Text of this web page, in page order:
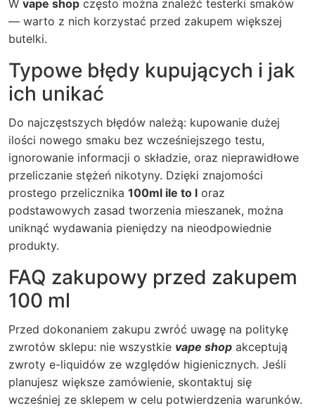
W vape shop często można znaleźć testerki smaków
— warto z nich korzystać przed zakupem większej
butelki.
Typowe błędy kupujących i jak
ich unikać
Do najczęstszych błędów należą: kupowanie dużej
ilości nowego smaku bez wcześniejszego testu,
ignorowanie informacji o składzie, oraz nieprawidłowe
przeliczanie stężeń nikotyny. Dzięki znajomości
prostego przelicznika 100ml ile to l oraz
podstawowych zasad tworzenia mieszanek, można
uniknąć wydawania pieniędzy na nieodpowiednie
produkty.
FAQ zakupowy przed zakupem
100 ml
Przed dokonaniem zakupu zwróć uwagę na politykę
zwrotów sklepu: nie wszystkie vape shop akceptują
zwroty e-liquidów ze względów higienicznych. Jeśli
planujesz większe zamówienie, skontaktuj się
wcześniej ze sklepem w celu potwierdzenia warunków.